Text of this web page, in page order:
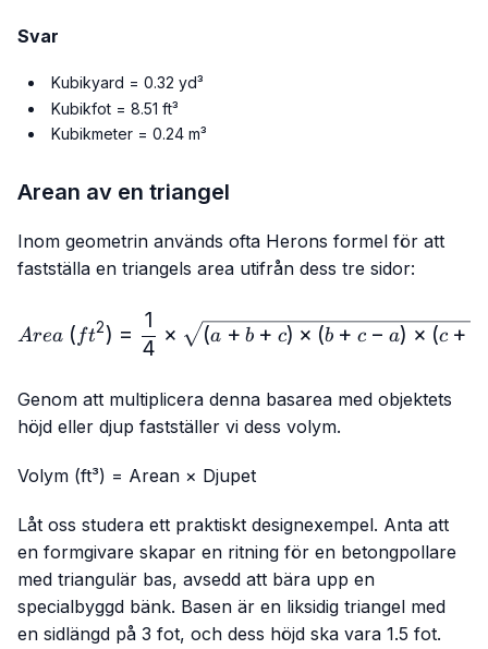
Svar
Kubikyard = 0.32 yd³
Kubikfot = 8.51 ft³
Kubikmeter = 0.24 m³
Arean av en triangel
Inom geometrin används ofta Herons formel för att
fastställa en triangels area utifrån dess tre sidor:
Area\
Area ( ft2) =
4
1
× (a + b + c) × (b + c − a) × (c +
Genom att multiplicera denna basarea med objektets
höjd eller djup fastställer vi dess volym.
Volym (ft³) = Arean × Djupet
Låt oss studera ett praktiskt designexempel. Anta att
en formgivare skapar en ritning för en betongpollare
med triangulär bas, avsedd att bära upp en
specialbyggd bänk. Basen är en liksidig triangel med
en sidlängd på 3 fot, och dess höjd ska vara 1.5 fot.